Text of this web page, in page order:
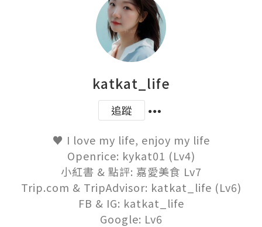
katkat_life
追蹤
♥ I love my life, enjoy my life
Openrice: kykat01 (Lv4)
小紅書 & 點評: 嘉愛美食 Lv7
Trip.com & TripAdvisor: katkat_life (Lv6)
FB & IG: katkat_life
Google: Lv6